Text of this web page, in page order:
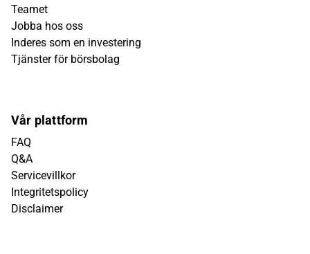
Teamet
Jobba hos oss
Inderes som en investering
Tjänster för börsbolag
Vår plattform
FAQ
Q&A
Servicevillkor
Integritetspolicy
Disclaimer